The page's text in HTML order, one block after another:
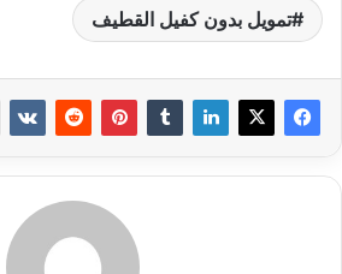
تمويل بدون كفيل القطيف